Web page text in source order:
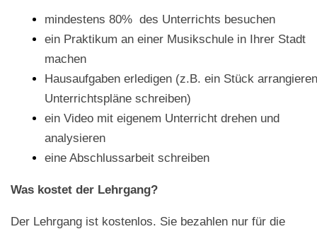
mindestens 80% des Unterrichts besuchen
ein Praktikum an einer Musikschule in Ihrer Stadt
machen
Hausaufgaben erledigen (z.B. ein Stück
Unterrichtspläne schreiben)
ein Video mit eigenem Unterricht drehen und
analysieren
eine Abschlussarbeit schreiben
Was kostet der Lehrgang?
Der Lehrgang ist kostenlos. Sie bezahlen nur für die